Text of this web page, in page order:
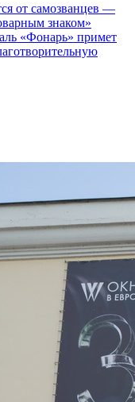
от самозванцев —
знаком»
«Фонарь» примет